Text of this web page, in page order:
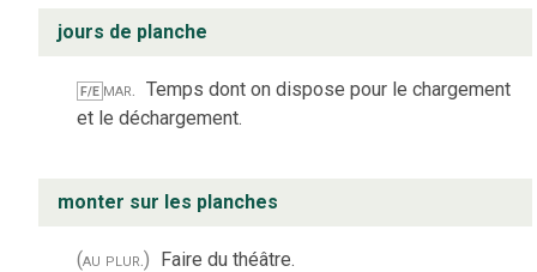
jours de planche
F/E mar.
Temps dont on dispose pour le chargement
et le déchargement.
monter sur les planches
(au plur.) Faire du théâtre.